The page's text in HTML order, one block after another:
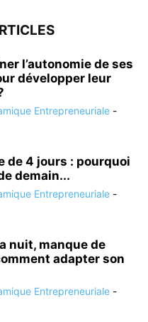
l’autonomie de ses
développer leur
Entrepreneuriale -
de 4 jours : pourquoi
demain...
Entrepreneuriale -
nuit, manque de
adapter son
Entrepreneuriale -